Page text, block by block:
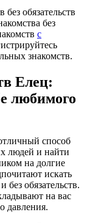
обязательств
без
с
знакомств.
Елец:
любимого
способ
людей и найти
на долгие
искать
обязательств.
на вас
давления.